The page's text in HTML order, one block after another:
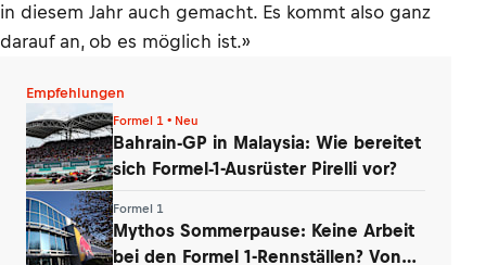
in diesem Jahr auch gemacht. Es kommt also ganz
darauf an, ob es möglich ist.»
Empfehlungen
Formel 1 • Neu
Bahrain-GP in Malaysia: Wie bereitet
sich Formel-1-Ausrüster Pirelli vor?
Formel 1
Mythos Sommerpause: Keine Arbeit
bei den Formel 1-Rennställen? Von